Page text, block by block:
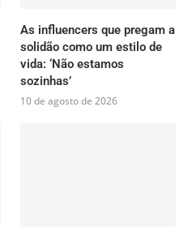
As influencers que pregam a
solidão como um estilo de
vida: ‘Não estamos
sozinhas’
10 de agosto de 2026